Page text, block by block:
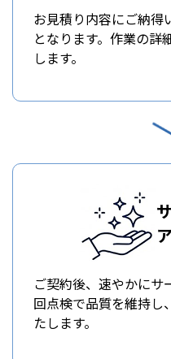
お見積り内容にご納得
となります。作業の詳
します。
ご契約後、速やかにサ
回点検で品質を維持し
たします。